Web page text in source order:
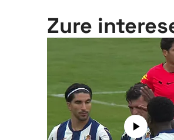
Zure